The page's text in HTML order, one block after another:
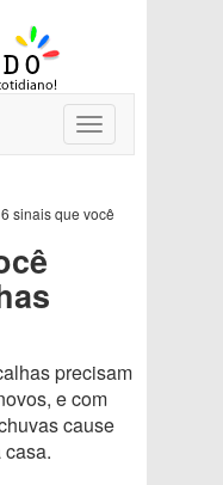
Toggle
navigation
6 sinais que você
precisam
e com
cause